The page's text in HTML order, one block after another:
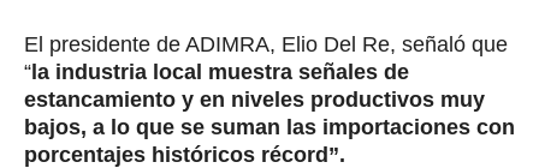
El presidente de ADIMRA, Elio Del Re, señaló que
“la industria local muestra señales de
estancamiento y en niveles productivos muy
bajos, a lo que se suman las importaciones con
porcentajes históricos récord”.